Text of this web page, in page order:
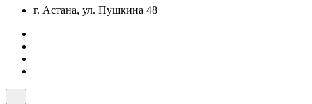
г. Астана, ул. Пушкина 48